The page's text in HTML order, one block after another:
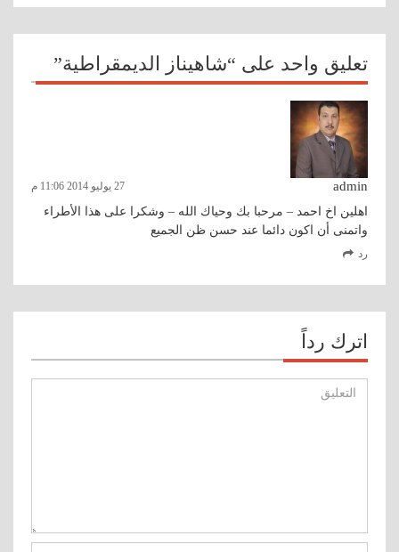
تعليق واحد على “شاهيناز الديمقراطية”
admin 27 يوليو 2014 11:06 م
اهلين اخ احمد – مرحبا بك وحياك الله – وشكرا على هذا الأطراء
واتمنى أن اكون دائما عند حسن ظن الجميع
رد
اترك رداً